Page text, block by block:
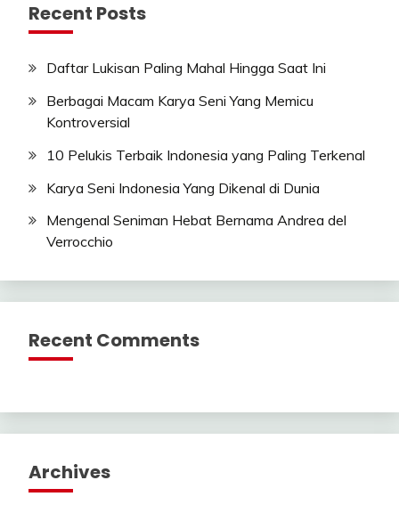
Recent Posts
Daftar Lukisan Paling Mahal Hingga Saat Ini
Berbagai Macam Karya Seni Yang Memicu
Kontroversial
10 Pelukis Terbaik Indonesia yang Paling Terkenal
Karya Seni Indonesia Yang Dikenal di Dunia
Mengenal Seniman Hebat Bernama Andrea del
Verrocchio
Recent Comments
Archives